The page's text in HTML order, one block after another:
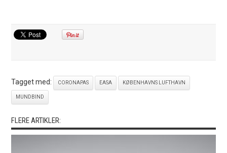
Tagget med: CORONAPAS EASA KØBENHAVNS LUFTHAVN
MUNDBIND
FLERE ARTIKLER: